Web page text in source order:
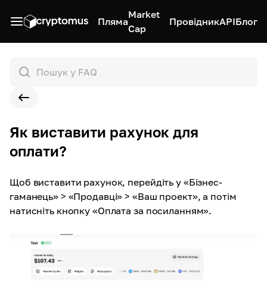
Пляма
Market
Cap
ПровідникAPIБлог
Як виставити рахунок для
оплати?
Щоб виставити рахунок, перейдіть у «Бізнес-
гаманець» > «Продавці» > «Ваш проект», а потім
натисніть кнопку «Оплата за посиланням».